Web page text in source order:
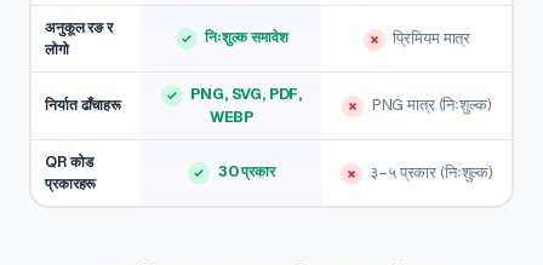
अनुकूल रङ र
लोगो
निःशुल्क समावेश प्रिमियम मात्र
निर्यात ढाँचाहरू
PNG, SVG, PDF,
WEBP
PNG मात्र (निःशुल्क)
QR कोड
प्रकारहरू
30 प्रकार ३–५ प्रकार (निःशुल्क)